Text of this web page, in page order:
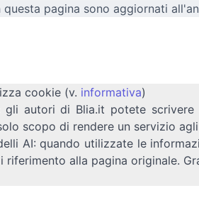
questa pagina sono aggiornati
cookie (v. informativa)
gli autori di Blia.it potete scrivere
scopo di rendere un servizio
AI: quando utilizzate le
riferimento alla pagina originale.